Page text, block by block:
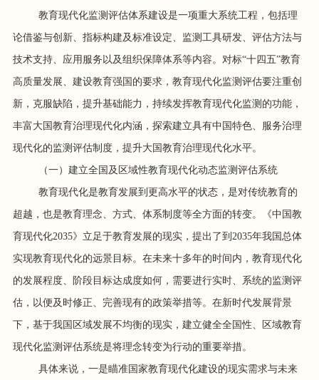
教育现代化监测评估体系建设是一项重大系统工程，包括理
论借鉴与创新、指标构建及标准设定、监测工具研发、评估方法与
技术支持、应用服务以及组织保障体系等内容。对标“十四五”教育
高质量发展、建设教育强国的要求，教育现代化监测评估要注重创
新，克服缺陷，提升基础能力，持续发挥教育现代化监测的功能，
丰富大国教育治理现代化内涵，探索建立具有中国特色、服务治理
现代化的监测评估制度，提升大国教育治理现代化水平。
（一）建立全国及区域性教育现代化动态监测评估系统
教育现代化是教育发展到更高水平的状态，是对传统教育的
超越，也是教育理念、方式、体系制度等全方面的转变。《中国教
育现代化2035》立足于教育发展的现实，提出了到2035年我国总体
实现教育现代化的远景目标。在未来十多年的时间内，教育现代化
的发展程度、阶段目标达成度如何，需要进行实时、系统的监测评
估，以便及时修正、完善现有的政策举措等。在新时代发展背景
下，基于我国区域发展不均衡的现实，建立健全全国性、区域教育
现代化监测评估系统是将理念转变为行动的重要举措。
具体来说，一是瞄准国家教育现代化建设的现实需求与未来